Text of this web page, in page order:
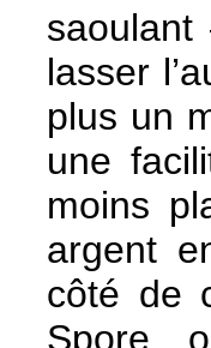
lasser
plus un
une
moins
argent
côté de
Spore,